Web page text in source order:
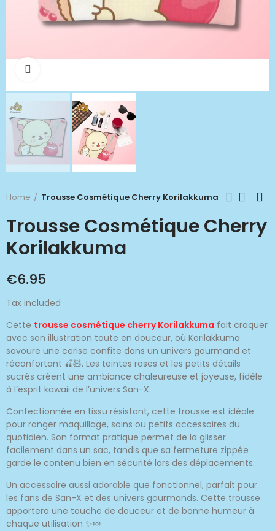
Home Trousse Cosmétique Cherry Korilakkuma
Trousse Cosmétique Cherry
Korilakkuma
€6.95
Tax included
Cette trousse cosmétique cherry Korilakkuma fait craquer
avec son illustration toute en douceur, où Korilakkuma
savoure une cerise confite dans un univers gourmand et
réconfortant 🍒🧸. Les teintes roses et les petits détails
sucrés créent une ambiance chaleureuse et joyeuse, fidèle
à l’esprit kawaii de l’univers San-X.
Confectionnée en tissu résistant, cette trousse est idéale
pour ranger maquillage, soins ou petits accessoires du
quotidien. Son format pratique permet de la glisser
facilement dans un sac, tandis que sa fermeture zippée
garde le contenu bien en sécurité lors des déplacements.
Un accessoire aussi adorable que fonctionnel, parfait pour
les fans de San-X et des univers gourmands. Cette trousse
apportera une touche de douceur et de bonne humeur à
chaque utilisation ✨🍬